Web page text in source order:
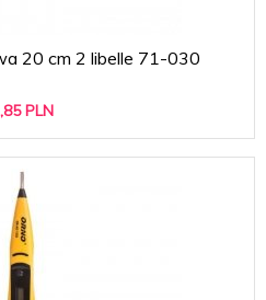
20 cm 2 libelle 71-030
85 PLN